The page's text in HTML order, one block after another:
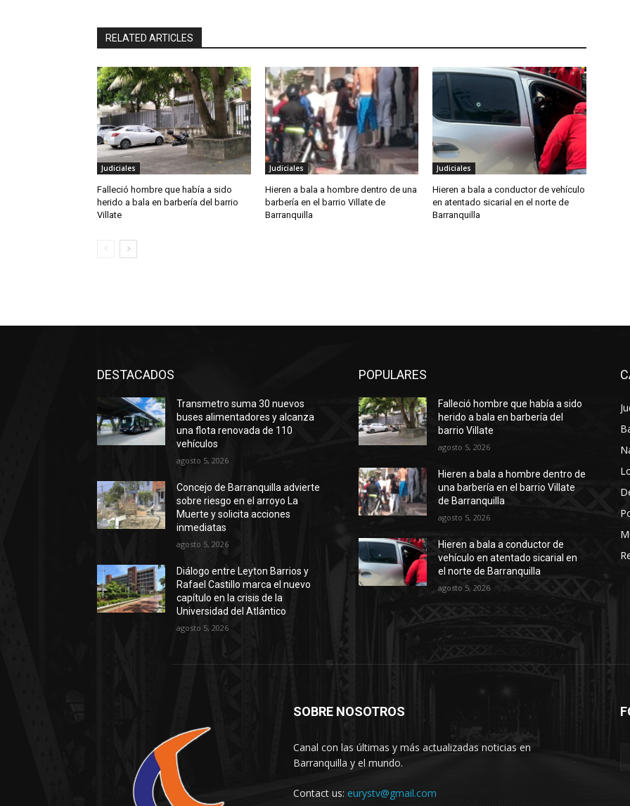
RELATED ARTICLES
Judiciales
Falleció hombre que había a sido
herido a bala en barbería del barrio
Villate
Judiciales
Hieren a bala a hombre dentro de una
barbería en el barrio Villate de
Barranquilla
Judiciales
Hieren a bala a conductor de vehículo
en atentado sicarial en el norte de
Barranquilla
DESTACADOS
Transmetro suma 30 nuevos
buses alimentadores y alcanza
una flota renovada de 110
vehículos
agosto 5, 2026
Concejo de Barranquilla advierte
sobre riesgo en el arroyo La
Muerte y solicita acciones
inmediatas
agosto 5, 2026
Diálogo entre Leyton Barrios y
Rafael Castillo marca el nuevo
capítulo en la crisis de la
Universidad del Atlántico
agosto 5, 2026
POPULARES
Falleció hombre que había a sido
herido a bala en barbería del
barrio Villate
agosto 5, 2026
Hieren a bala a hombre dentro de
una barbería en el barrio Villate
de Barranquilla
agosto 5, 2026
Hieren a bala a conductor de
vehículo en atentado sicarial en
el norte de Barranquilla
agosto 5, 2026
SOBRE NOSOTROS
Canal con las últimas y más actualizadas noticias en
Barranquilla y el mundo.
Contact us: eurystv@gmail.com